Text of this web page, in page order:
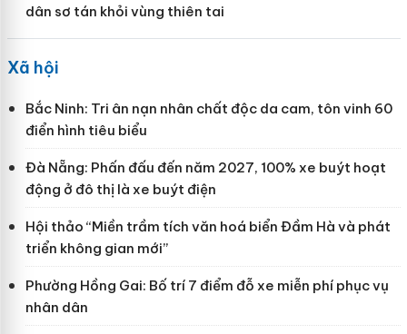
dân sơ tán khỏi vùng thiên tai
Xã hội
Bắc Ninh: Tri ân nạn nhân chất độc da cam, tôn vinh 60
điển hình tiêu biểu
Đà Nẵng: Phấn đấu đến năm 2027, 100% xe buýt hoạt
động ở đô thị là xe buýt điện
Hội thảo “Miền trầm tích văn hoá biển Đầm Hà và phát
triển không gian mới”
Phường Hồng Gai: Bố trí 7 điểm đỗ xe miễn phí phục vụ
nhân dân